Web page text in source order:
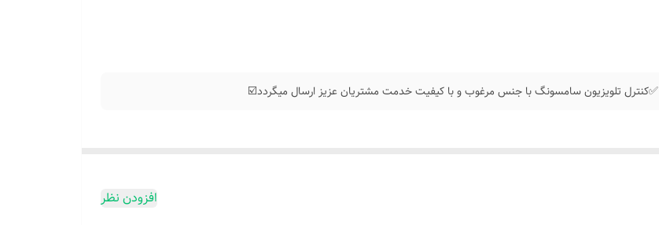
✅کنترل تلویزیون سامسونگ با جنس مرغوب و با کیفیت خدمت مشتریان عزیز ارسال میگردد☑️
افزودن نظر